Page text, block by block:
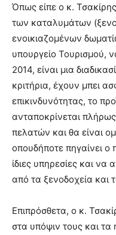
Όπως είπε ο κ.
των καταλυμάτων
ενοικιαζομένων
υπουργείο Τουρισμού,
2014, είναι μια
κριτήρια, έχουν μπει
επικινδυνότητας, το
ανταποκρίνεται
πελατών και θα είναι
οπουδήποτε πηγαίνει ο
ίδιες υπηρεσίες και να
από τα ξενοδοχεία και
Επιπρόσθετα, ο κ.
στα υπόψιν τους και τα